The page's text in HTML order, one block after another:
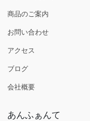
商品のご案内
お問い合わせ
アクセス
ブログ
会社概要
あんふぁんて